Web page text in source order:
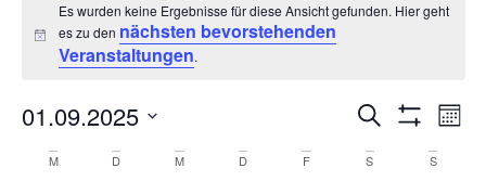
Hinweis
Es wurden keine Ergebnisse für diese Ansicht gefunden. Hier geht
es zu den nächsten bevorstehenden
Veranstaltungen.
Suche
SUCHE
01.09.2025
wählen.
Kalender
M D M D F S S